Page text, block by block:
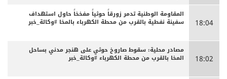
18:04
المقاومة الوطنية تدمر زورقاً حوثياً مفخخاً حاول استهداف
سفينة نفطية بالقرب من محطة الكهرباء بالمخا #وكالة_خبر
18:02
مصادر محلية: سقوط صاروخ حوثي على هنجر مدني بساحل
المخا بالقرب من محطة الكهرباء #وكالة_خبر